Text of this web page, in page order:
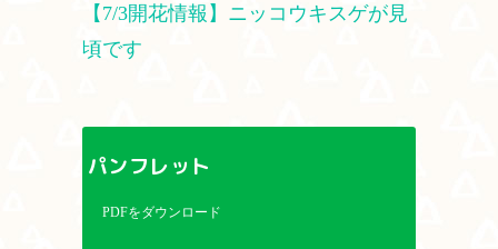
【7/3開花情報】ニッコウキスゲが見
頃です
パンフレット
PDFをダウンロード